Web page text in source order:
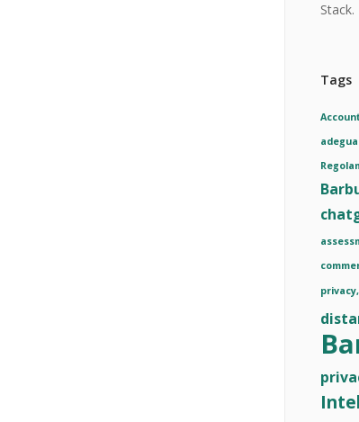
Stack.
Tags
privacy